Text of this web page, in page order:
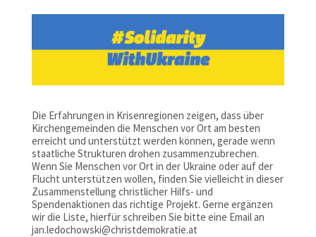
Die Erfahrungen in Krisenregionen zeigen, dass über
Kirchengemeinden die Menschen vor Ort am besten
erreicht und unterstützt werden können, gerade wenn
staatliche Strukturen drohen zusammenzubrechen.
Wenn Sie Menschen vor Ort in der Ukraine oder auf der
Flucht unterstützen wollen, finden Sie vielleicht in dieser
Zusammenstellung christlicher Hilfs- und
Spendenaktionen das richtige Projekt. Gerne ergänzen
wir die Liste, hierfür schreiben Sie bitte eine Email an
jan.ledochowski@christdemokratie.at